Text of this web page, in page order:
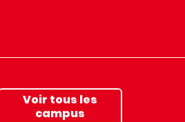
Voir tous les
campus